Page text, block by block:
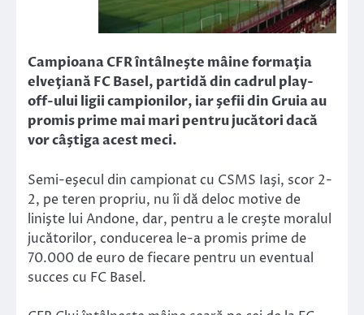
Campioana CFR întâlneşte mâine formaţia
elveţiană FC Basel, partidă din cadrul play-
off-ului ligii campionilor, iar şefii din Gruia au
promis prime mai mari pentru jucători dacă
vor câştiga acest meci.
Semi-eşecul din campionat cu CSMS Iaşi, scor 2-
2, pe teren propriu, nu îi dă deloc motive de
linişte lui Andone, dar, pentru a le creşte moralul
jucătorilor, conducerea le-a promis prime de
70.000 de euro de fiecare pentru un eventual
succes cu FC Basel.